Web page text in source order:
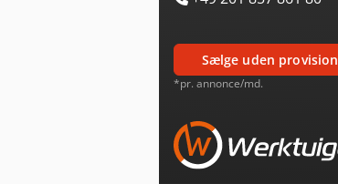
sælge uden provision
*pr. annonce/md.